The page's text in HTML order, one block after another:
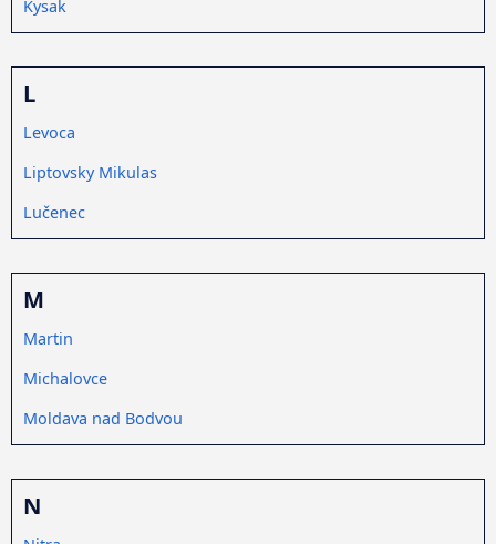
Kysak
L
Levoca
Liptovsky Mikulas
Lučenec
M
Martin
Michalovce
Moldava nad Bodvou
N